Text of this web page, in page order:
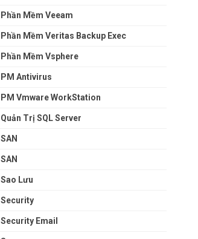
Phần Mềm Veeam
Phần Mềm Veritas Backup Exec
Phần Mềm Vsphere
PM Antivirus
PM Vmware WorkStation
Quản Trị SQL Server
SAN
SAN
Sao Lưu
Security
Security Email